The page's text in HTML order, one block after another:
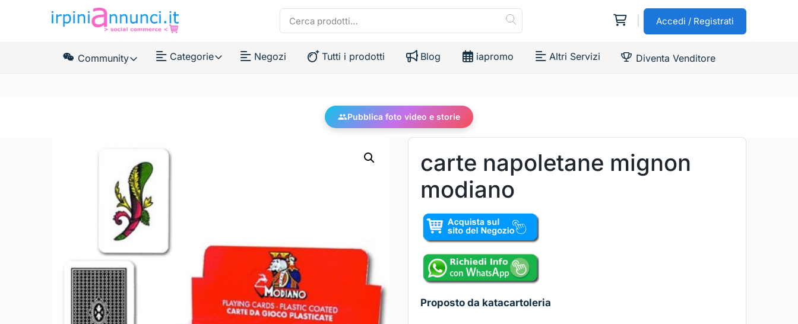
Accedi / Registrati
Community Categorie Negozi Tutti i prodotti Blog iapromo Altri Servizi Diventa Venditore
Pubblica foto video e storie
carte napoletane mignon
modiano
Proposto da katacartoleria